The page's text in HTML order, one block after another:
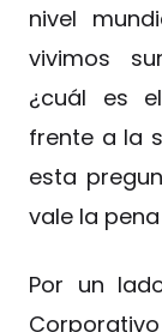
nivel
vivimos
¿cuál es
frente a la
esta
vale la
Por un